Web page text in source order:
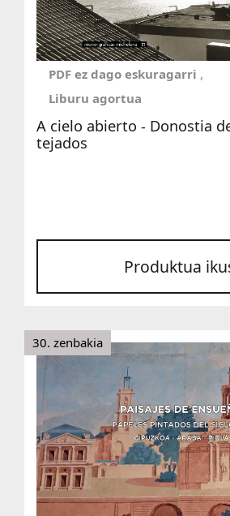
PDF ez dago eskuragarri
Liburu agortua
A cielo abierto - Donostia
tejados
Produktua
30. zenbakia